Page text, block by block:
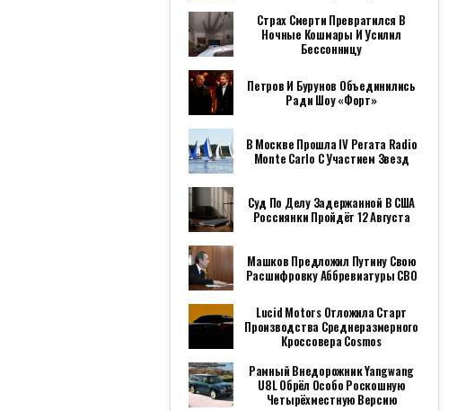
Страх Смерти Превратился В
Ночные Кошмары И Усилил
Бессонницу
Петров И Бурунов Объединились
Ради Шоу «Форт»
В Москве Прошла IV Регата Radio
Monte Carlo С Участием Звезд
Суд По Делу Задержанной В США
Россиянки Пройдёт 12 Августа
Машков Предложил Путину Свою
Расшифровку Аббревиатуры СВО
Lucid Motors Отложила Старт
Производства Среднеразмерного
Кроссовера Cosmos
Рамный Внедорожник Yangwang
U8L Обрёл Особо Роскошную
Четырёхместную Версию